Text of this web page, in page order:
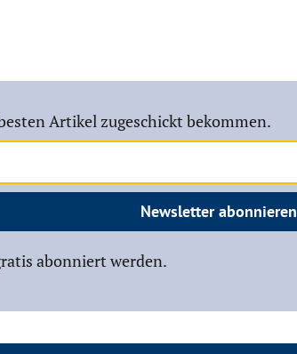
Artikel zugeschickt bekommen.
Newsletter abonnieren
abonniert werden.